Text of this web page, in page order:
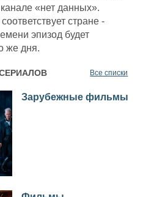
«нет данных».
стране -
эпизод будет
же дня.
Все списки
Зарубежные фильмы